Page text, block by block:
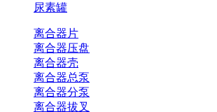
尿素罐
离合器片
离合器压盘
离合器壳
离合器总泵
离合器分泵
离合器拔叉